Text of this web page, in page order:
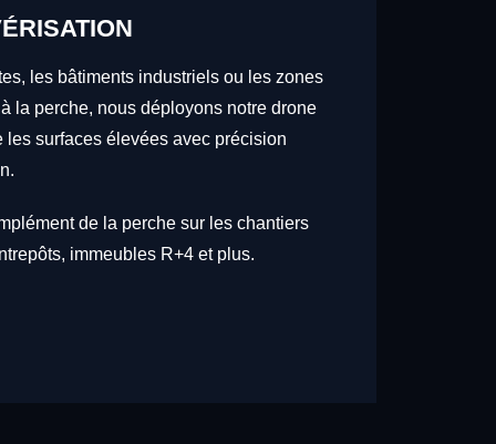
les bâtiments industriels ou les zones
la perche, nous déployons notre drone
les surfaces élevées avec précision
de la perche sur les chantiers
immeubles R+4 et plus.